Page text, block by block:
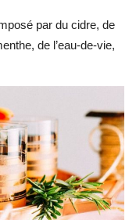
par du cidre, de
de l’eau-de-vie,